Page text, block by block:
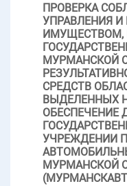
ПРОВЕРКА
УПРАВЛЕНИЯ
ИМУЩЕСТВОМ,
МУРМАНСКОЙ
СРЕДСТВ
ВЫДЕЛЕННЫХ
ОБЕСПЕЧЕНИЕ
УЧРЕЖДЕНИИ
МУРМАНСКОЙ